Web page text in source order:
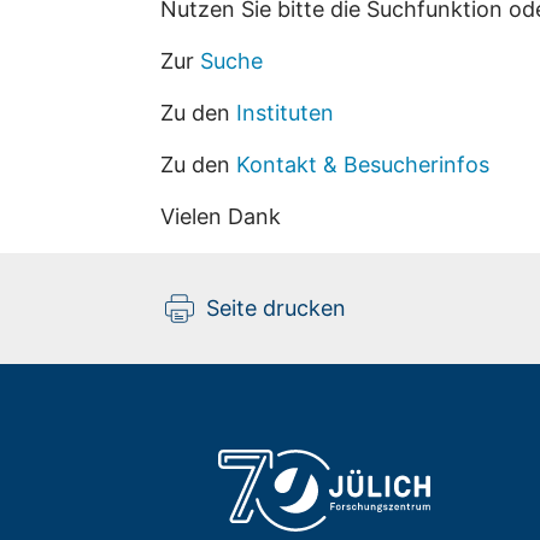
Nutzen Sie bitte die Suchfunktion
Zur Suche
Zu den Instituten
Zu den Kontakt & Besucherinfos
Vielen Dank
Seite drucken